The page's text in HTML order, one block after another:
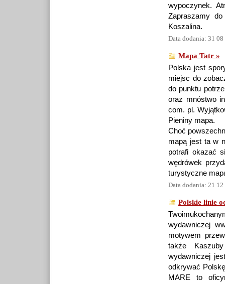
wypoczynek.
Zapraszamy
Koszalina.
Data dodania: 31
Mapa Tatr »
Polska jest
miejsc do
do punktu
oraz mnóstwo
com. pl.
Pieniny mapa.
Choć
mapą jest ta w
potrafi okazać
wędrówek
turystyczne
Data dodania: 21
Polskie linie
wydawniczej
motywem
także
wydawniczej
odkrywać
MARE to